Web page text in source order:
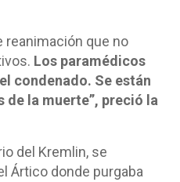
reanimación que no
Los paramédicos
condenado. Se están
de la muerte”, preció la
del Kremlin, se
Ártico donde purgaba